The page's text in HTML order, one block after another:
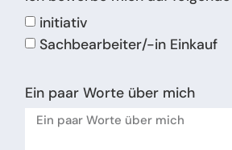
initiativ
Sachbearbeiter/-in Einkauf
Ein paar Worte über mich